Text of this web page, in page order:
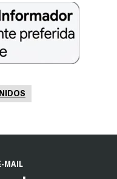
MAIL